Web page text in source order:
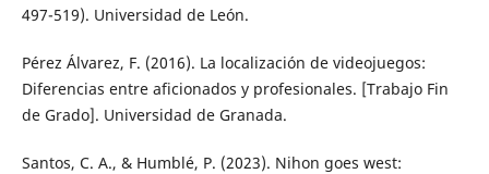
497-519). Universidad de León.
Pérez Álvarez, F. (2016). La localización de videojuegos:
Diferencias entre aficionados y profesionales. [Trabajo Fin
de Grado]. Universidad de Granada.
Santos, C. A., & Humblé, P. (2023). Nihon goes west: